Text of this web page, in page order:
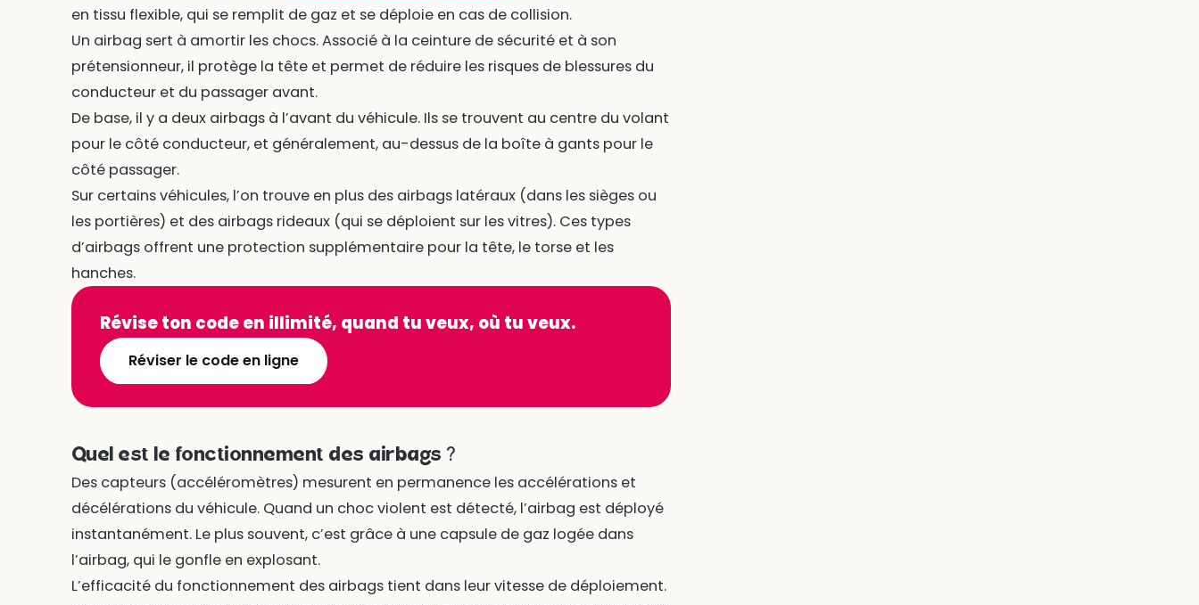
en tissu flexible, qui se remplit de gaz et se déploie en cas de collision.
Un airbag sert à amortir les chocs. Associé à la ceinture de sécurité et à son
prétensionneur, il protège la tête et permet de réduire les risques de blessures du
conducteur et du passager avant.
De base, il y a deux airbags à l’avant du véhicule. Ils se trouvent au centre du volant
pour le côté conducteur, et généralement, au-dessus de la boîte à gants pour le
côté passager.
Sur certains véhicules, l’on trouve en plus des airbags latéraux (dans les sièges ou
les portières) et des airbags rideaux (qui se déploient sur les vitres). Ces types
d’airbags offrent une protection supplémentaire pour la tête, le torse et les
hanches.
Révise ton code en illimité, quand tu veux, où tu veux.
Réviser le code en ligne
Quel est le fonctionnement des airbags ?
Des capteurs (accéléromètres) mesurent en permanence les accélérations et
décélérations du véhicule. Quand un choc violent est détecté, l’airbag est déployé
instantanément. Le plus souvent, c’est grâce à une capsule de gaz logée dans
l’airbag, qui le gonfle en explosant.
L’efficacité du fonctionnement des airbags tient dans leur vitesse de déploiement.